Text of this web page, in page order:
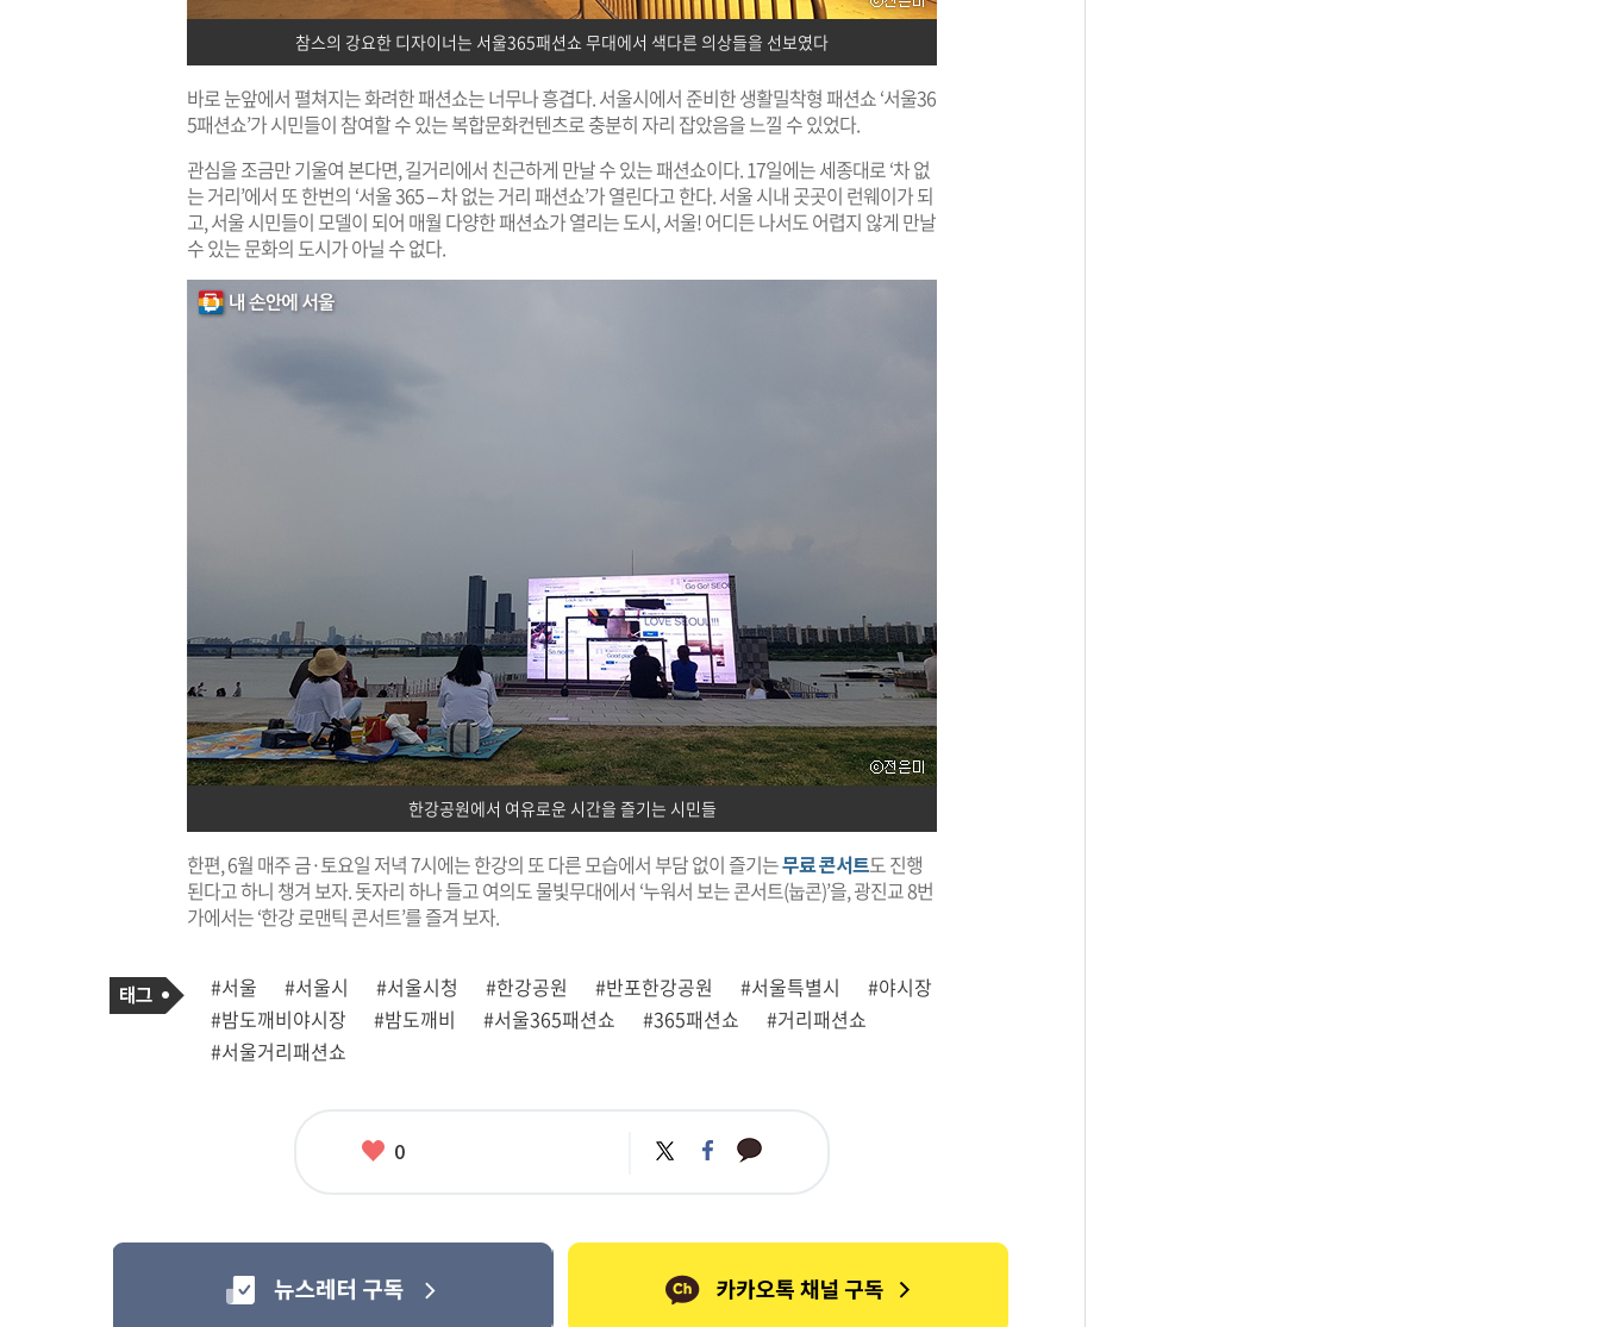
참스의 강요한 디자이너는 서울365패션쇼 무대에서 색다른 의상들을 선보였다
바로 눈앞에서 펼쳐지는 화려한 패션쇼는 너무나 흥겹다. 서울시에서 준비한 생활밀착형 패션쇼 ‘서울36
5패션쇼’가 시민들이 참여할 수 있는 복합문화컨텐츠로 충분히 자리 잡았음을 느낄 수 있었다.
관심을 조금만 기울여 본다면, 길거리에서 친근하게 만날 수 있는 패션쇼이다. 17일에는 세종대로 ‘차 없
는 거리’에서 또 한번의 ‘서울 365 – 차 없는 거리 패션쇼’가 열린다고 한다. 서울 시내 곳곳이 런웨이가 되
고, 서울 시민들이 모델이 되어 매월 다양한 패션쇼가 열리는 도시, 서울! 어디든 나서도 어렵지 않게 만날
수 있는 문화의 도시가 아닐 수 없다.
한강공원에서 여유로운 시간을 즐기는 시민들
한편, 6월 매주 금·토요일 저녁 7시에는 한강의 또 다른 모습에서 부담 없이 즐기는무료 콘서트도 진행
된다고 하니 챙겨 보자. 돗자리 하나 들고 여의도 물빛무대에서 ‘누워서 보는 콘서트(눕콘)’을, 광진교 8번
가에서는 ‘한강 로맨틱 콘서트’를 즐겨 보자.
사
관
련
태
그
태
그
#서울 #서울시 #서울시청 #한강공원 #반포한강공원 #서울특별시
#야시장
#밤도깨비야시장
#밤도깨비 #서울365패션쇼 #365패션쇼
#거리패션쇼
#서울거리패션쇼
좋
0 트
위
페
이
카
카